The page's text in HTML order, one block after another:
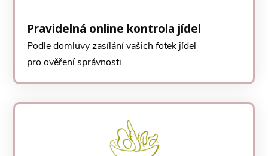
Pravidelná online kontrola jídel
Podle domluvy zasílání vašich fotek jídel
pro ověření správnosti